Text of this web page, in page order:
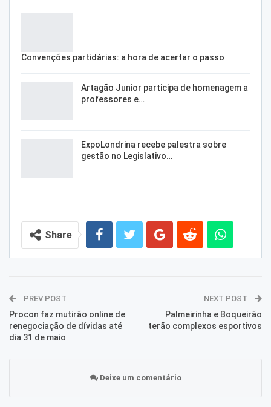
Convenções partidárias: a hora de acertar o passo
Artagão Junior participa de homenagem a
professores e…
ExpoLondrina recebe palestra sobre
gestão no Legislativo…
Share
PREV POST
Procon faz mutirão online de
renegociação de dívidas até
dia 31 de maio
NEXT POST
Palmeirinha e Boqueirão
terão complexos esportivos
Deixe um comentário